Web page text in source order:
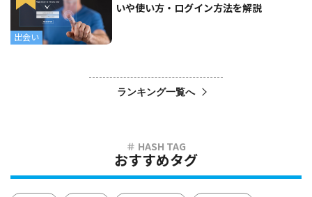
出会い
いや使い方・ログイン方法を解説
ランキング一覧へ
おすすめタグ